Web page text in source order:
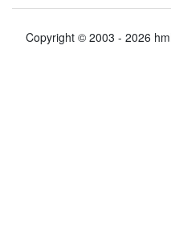
Copyright © 2003 - 2026